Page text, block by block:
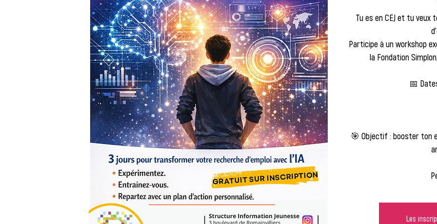
Tu es en CEJ et tu
Participe à un workshop
la Fondation
📅
🎯 Objectif : booster ton
Les